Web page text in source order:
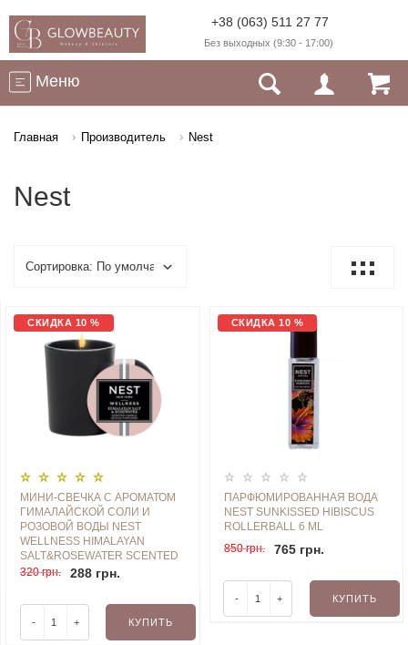
+38 (063) 511 27 77
Без выходных (9:30 - 17:00)
Меню
Главная Производитель Nest
Nest
СКИДКА 10 %
МИНИ-СВЕЧКА С АРОМАТОМ
ГИМАЛАЙСКОЙ СОЛИ И
РОЗОВОЙ ВОДЫ NEST
WELLNESS HIMALAYAN
SALT&ROSEWATER SCENTED
27 G MINI CANDLE
320 грн. 288 грн.
- + КУПИТЬ
СКИДКА 10 %
ПАРФЮМИРОВАННАЯ ВОДА
NEST SUNKISSED HIBISCUS
ROLLERBALL 6 ML
850 грн.
765 грн.
- + КУПИТЬ